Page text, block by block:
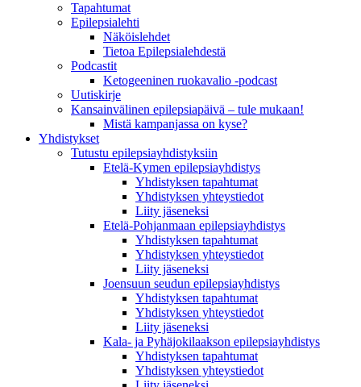
Tapahtumat
Epilepsialehti
Näköislehdet
Tietoa Epilepsialehdestä
Podcastit
Ketogeeninen ruokavalio -podcast
Uutiskirje
Kansainvälinen epilepsiapäivä – tule mukaan!
Mistä kampanjassa on kyse?
Yhdistykset
Tutustu epilepsiayhdistyksiin
Etelä-Kymen epilepsiayhdistys
Yhdistyksen tapahtumat
Yhdistyksen yhteystiedot
Liity jäseneksi
Etelä-Pohjanmaan epilepsiayhdistys
Yhdistyksen tapahtumat
Yhdistyksen yhteystiedot
Liity jäseneksi
Joensuun seudun epilepsiayhdistys
Yhdistyksen tapahtumat
Yhdistyksen yhteystiedot
Liity jäseneksi
Kala- ja Pyhäjokilaakson epilepsiayhdistys
Yhdistyksen tapahtumat
Yhdistyksen yhteystiedot